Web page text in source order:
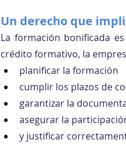
Un derecho que
La formación bonificada
crédito formativo, la
planificar la formación
cumplir los plazos de
garantizar la
asegurar la
y justificar